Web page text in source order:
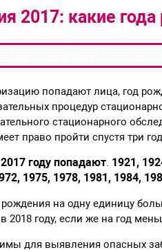
2017: какие
попадают лица, год
процедур
стационарного
право пройти спустя три
году попадают. 1921,
1975, 1978, 1981, 1984,
рождения на одну единицу
2018 году, если же на год
для выявления опасных